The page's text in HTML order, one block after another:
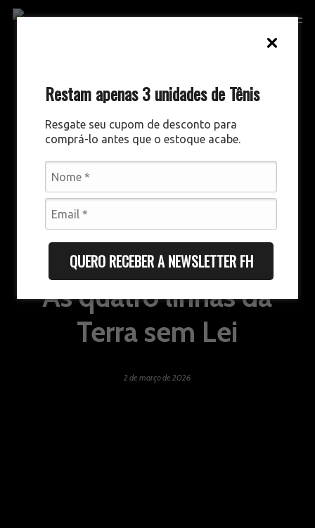
Restam apenas 3 unidades de Tênis
Resgate seu cupom de desconto para
comprá-lo antes que o estoque acabe.
QUERO RECEBER A NEWSLETTER FH
Skip
DIREITO DESPORTIVO DESTAQUES
As quatro linhas da
Terra sem Lei
2 de março de 2026